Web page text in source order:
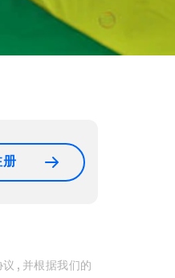
册
, 并根据我们的